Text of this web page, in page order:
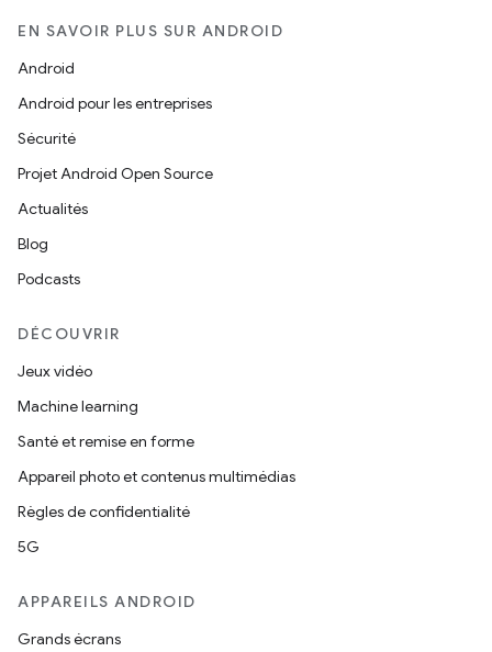
EN SAVOIR PLUS SUR ANDROID
Android
Android pour les entreprises
Sécurité
Projet Android Open Source
Actualités
Blog
Podcasts
DÉCOUVRIR
Jeux vidéo
Machine learning
Santé et remise en forme
Appareil photo et contenus multimédias
Règles de confidentialité
5G
APPAREILS ANDROID
Grands écrans